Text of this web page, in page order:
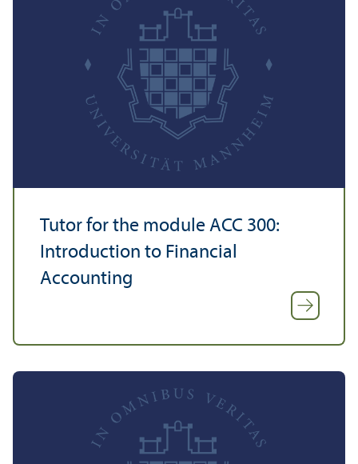
Tutor for the module ACC 300:
Introduction to Financial
Accounting